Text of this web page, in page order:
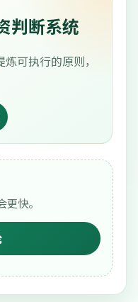
判断系统
可执行的原则，
快。